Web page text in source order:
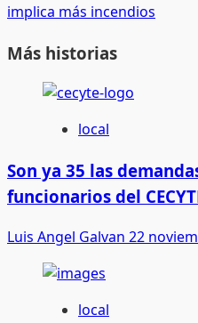
implica más incendios
Más historias
local
Son ya 35 las
funcionarios del
Luis Angel Galvan 22
local